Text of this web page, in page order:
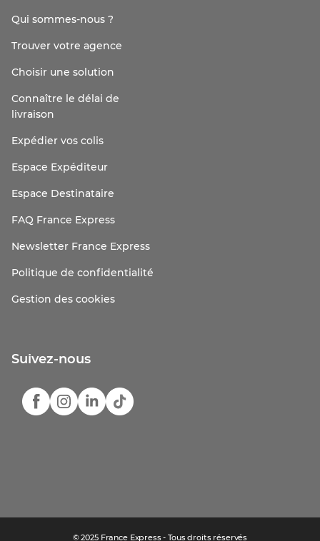
Qui sommes-nous ?
Trouver votre agence
Choisir une solution
Connaître le délai de
livraison
Expédier vos colis
Espace Expéditeur
Espace Destinataire
FAQ France Express
Newsletter France Express
Politique de confidentialité
Gestion des cookies
Suivez-nous
© 2025 France Express - Tous droits réservés